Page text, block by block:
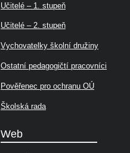
Učitelé – 1. stupeň
Učitelé – 2. stupeň
Vychovatelky školní družiny
Ostatní pedagogičtí pracovníci
Pověřenec pro ochranu OÚ
Školská rada
Web